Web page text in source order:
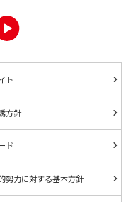
ト
方針
ド
勢力に対する基本方針